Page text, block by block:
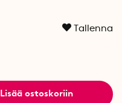
Tallenna
Lisää ostoskoriin